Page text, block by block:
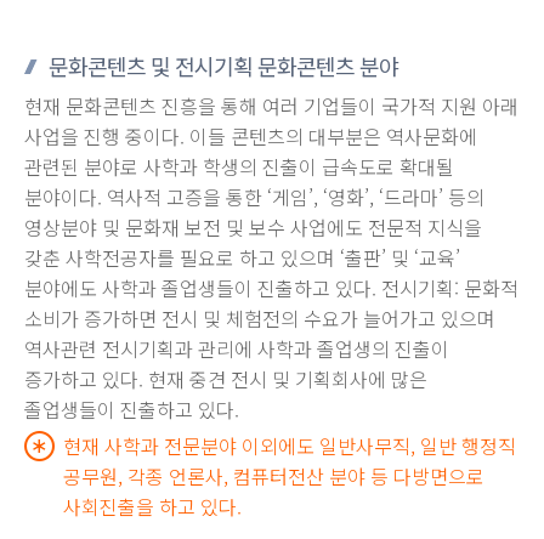
문화콘텐츠 및 전시기획 문화콘텐츠 분야
현재 문화콘텐츠 진흥을 통해 여러 기업들이 국가적 지원 아래
사업을 진행 중이다. 이들 콘텐츠의 대부분은 역사문화에
관련된 분야로 사학과 학생의 진출이 급속도로 확대될
분야이다. 역사적 고증을 통한 ‘게임’, ‘영화’, ‘드라마’ 등의
영상분야 및 문화재 보전 및 보수 사업에도 전문적 지식을
갖춘 사학전공자를 필요로 하고 있으며 ‘출판’ 및 ‘교육’
분야에도 사학과 졸업생들이 진출하고 있다. 전시기획: 문화적
소비가 증가하면 전시 및 체험전의 수요가 늘어가고 있으며
역사관련 전시기획과 관리에 사학과 졸업생의 진출이
증가하고 있다. 현재 중견 전시 및 기획회사에 많은
졸업생들이 진출하고 있다.
현재 사학과 전문분야 이외에도 일반사무직, 일반 행정직
공무원, 각종 언론사, 컴퓨터전산 분야 등 다방면으로
사회진출을 하고 있다.